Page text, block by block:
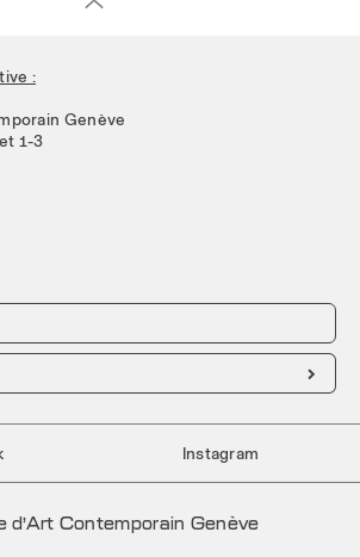
:
Genève
1-3

Instagram
d’Art Contemporain Genève